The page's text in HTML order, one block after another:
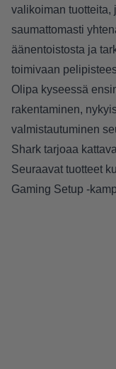
valikoiman tuotteita,
saumattomasti
äänentoistosta ja
toimivaan
Olipa kyseessä
rakentaminen,
valmistautuminen
Shark tarjoaa
Seuraavat tuotteet
Gaming Setup -